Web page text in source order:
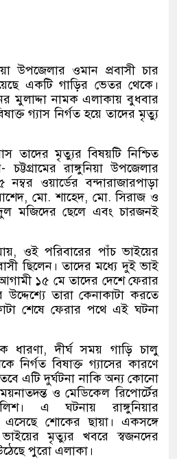
উপজেলার ওমান প্রবাসী চার
একটি গাড়ির ভেতর থেকে।
মুলাদ্দা নামক এলাকায় বুধবার
গ্যাস নির্গত হয়ে তাদের মৃত্যু
তাদের মৃত্যুর বিষয়টি নিশ্চিত
রাঙ্গুনিয়া উপজেলার
ওয়ার্ডের বন্দারাজারপাড়া
মো. শাহেদ, মো. সিরাজ ও
মজিদের ছেলে এবং চারজনই
ওই পরিবারের পাঁচ ভাইয়ের
ছিলেন। তাদের মধ্যে দুই ভাই
১৫ মে তাদের দেশে ফেরার
তারা কেনাকাটা করতে
শেষে ফেরার পথে এই ঘটনা
ধারণা, দীর্ঘ সময় গাড়ি চালু
নির্গত বিষাক্ত গ্যাসের কারণে
এটি দুর্ঘটনা নাকি অন্য কোনো
ও মেডিকেল রিপোর্টের
এ ঘটনায় রাঙ্গুনিয়ার
এসেছে শোকের ছায়া। একসঙ্গে
মৃত্যুর খবরে স্বজনদের
পুরো এলাকা।